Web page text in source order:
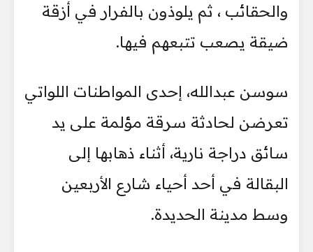
والحقائب ، ثم يلوذون بالفرار في أزقة
ضيقة يصعب تتبعهم فيها.
سوسن عبدالله، إحدى المواطنات اللواتي
تعرضن لحادثة سرقة مؤلمة على يد
سائق دراجة نارية، أثناء ذهابها إلى
البقالة في أحد أحياء شارع الأربعين
وسط مدينة الحديدة.